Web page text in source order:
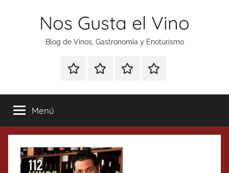
Nos Gusta el Vino
Blog de Vinos, Gastronomía y Enoturismo
Especial
Tonics
Enoturismo
Gastronomía
RankingContacto
Menú